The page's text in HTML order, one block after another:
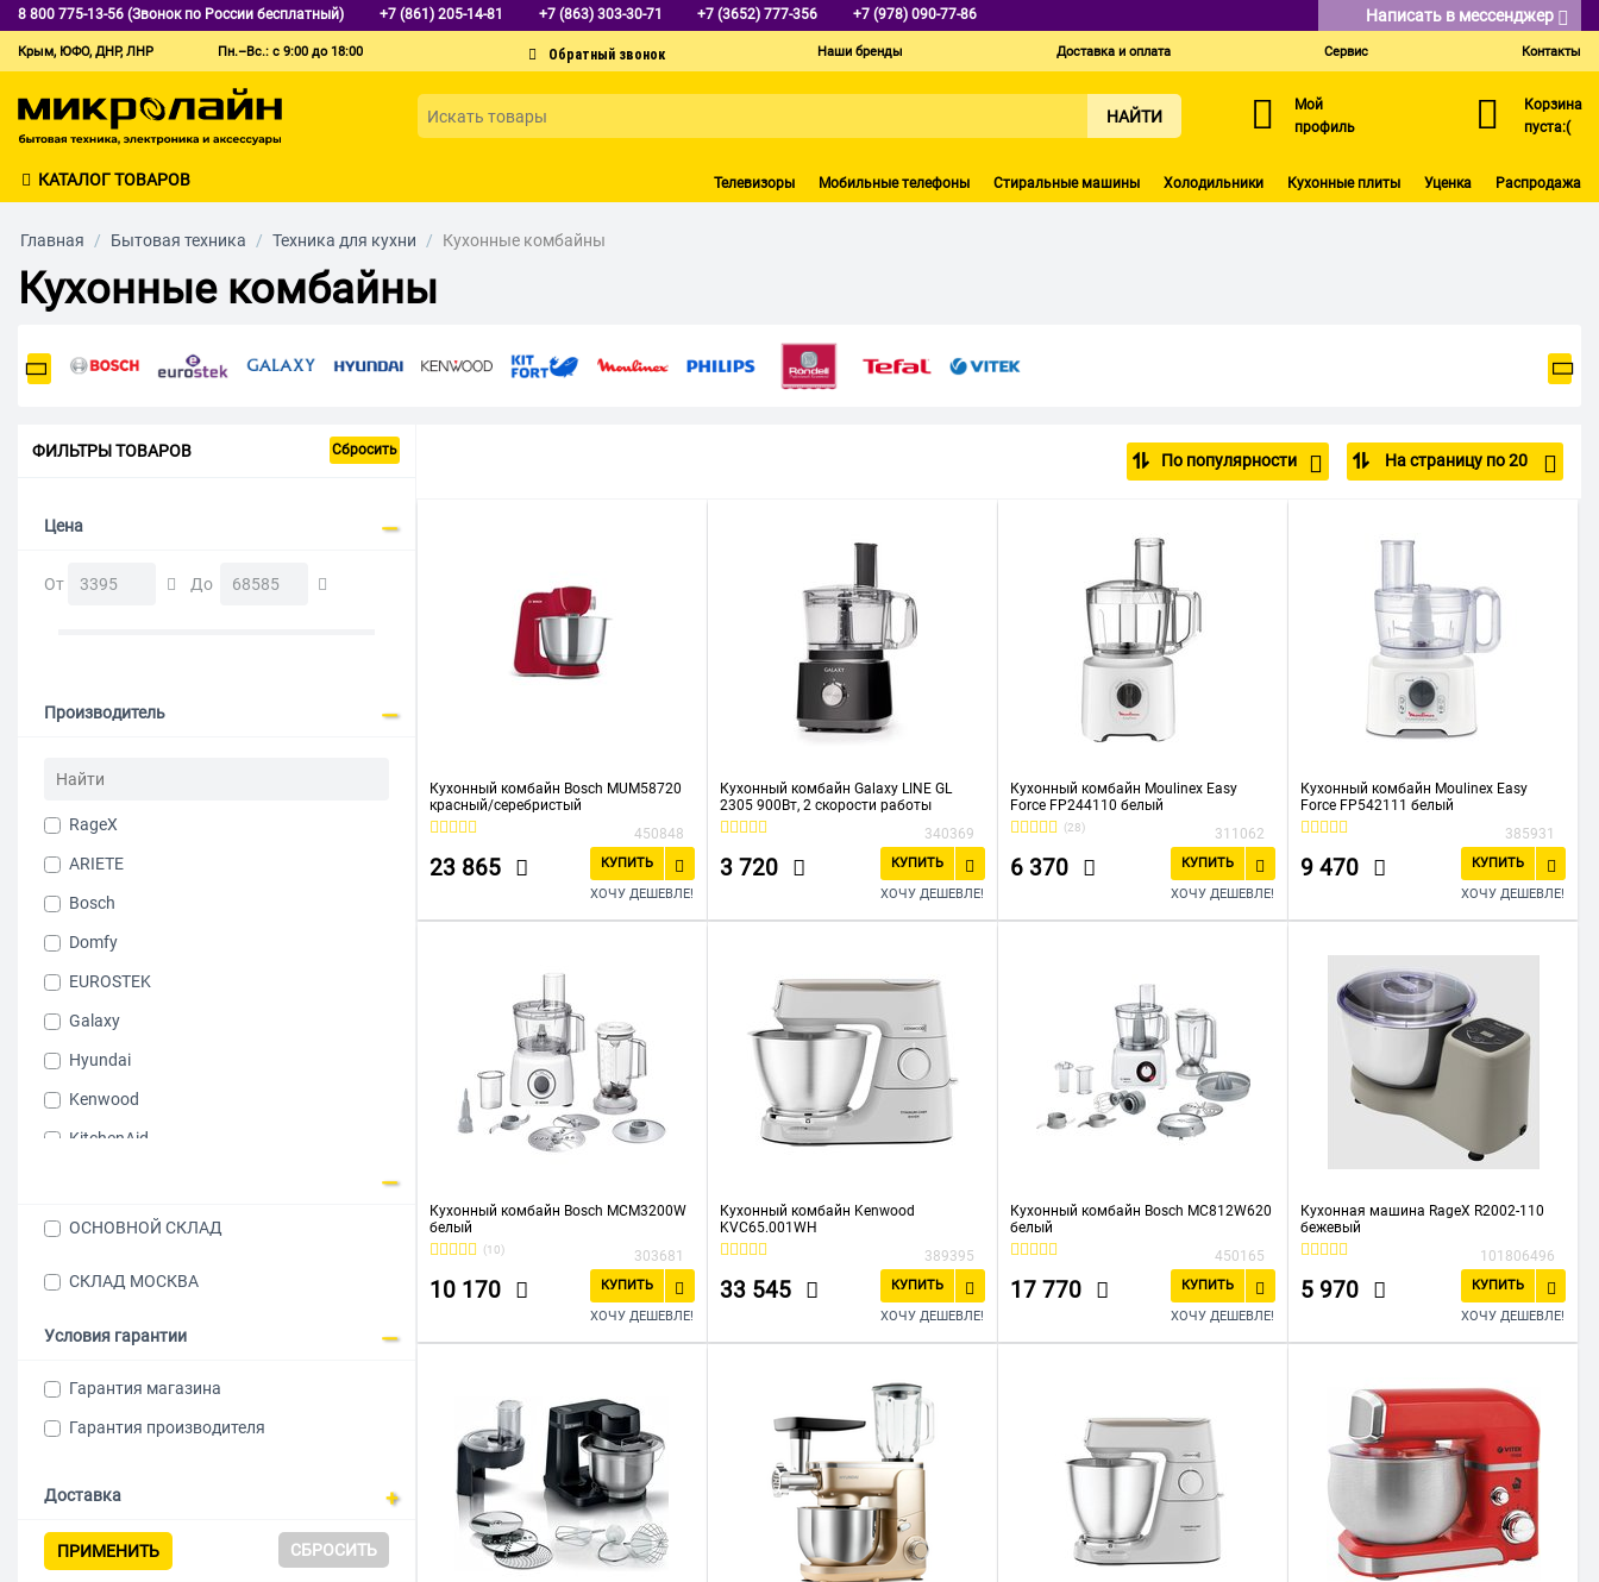
8 800 775-13-56 (Звонок по России бесплатный) +7 (861) 205-14-81 +7 (863) 303-30-71 +7 (3652) 777-356 +7 (978) 090-77-86 Написать в мессенджер
Крым, ЮФО, ДНР, ЛНР Пн.–Вс.: с 9:00 до 18:00 Наши бренды Доставка и оплата Сервис Контакты
НАЙТИ
Мой
профиль
Корзина
пуста:(
КАТАЛОГ ТОВАРОВ Телевизоры Мобильные телефоны Стиральные машины Холодильники Кухонные плиты Уценка Распродажа
Главная / Бытовая техника / Техника для кухни / Кухонные комбайны
Кухонные комбайны
ФИЛЬТРЫ ТОВАРОВ Сбросить
Цена
От До
Производитель
RageX
ARIETE
Bosch
Domfy
EUROSTEK
Galaxy
Hyundai
Kenwood
KitchenAid
Profi Cook
Rondell
ОСНОВНОЙ СКЛАД
СКЛАД МОСКВА
Условия гарантии
Гарантия магазина
Гарантия производителя
Доставка
ПРИМЕНИТЬ СБРОСИТЬ
По популярности На страницу по 20
Кухонный комбайн Bosch MUM58720
красный/серебристый
450848
23 865
КУПИТЬ
ХОЧУ ДЕШЕВЛЕ!
Кухонный комбайн Galaxy LINE GL
2305 900Вт, 2 скорости работы
340369
3 720
КУПИТЬ
ХОЧУ ДЕШЕВЛЕ!
Кухонный комбайн Moulinex Easy
Force FP244110 белый
(28) 311062
6 370
КУПИТЬ
ХОЧУ ДЕШЕВЛЕ!
Кухонный комбайн Moulinex Easy
Force FP542111 белый
385931
9 470
КУПИТЬ
ХОЧУ ДЕШЕВЛЕ!
Кухонный комбайн Bosch MCM3200W
белый
(10) 303681
10 170
КУПИТЬ
ХОЧУ ДЕШЕВЛЕ!
Кухонный комбайн Kenwood
KVC65.001WH
389395
33 545
КУПИТЬ
ХОЧУ ДЕШЕВЛЕ!
Кухонный комбайн Bosch MC812W620
белый
450165
17 770
КУПИТЬ
ХОЧУ ДЕШЕВЛЕ!
Кухонная машина RageX R2002-110
бежевый
101806496
5 970
КУПИТЬ
ХОЧУ ДЕШЕВЛЕ!